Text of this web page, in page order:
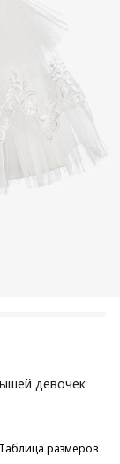
девочек
Таблица размеров